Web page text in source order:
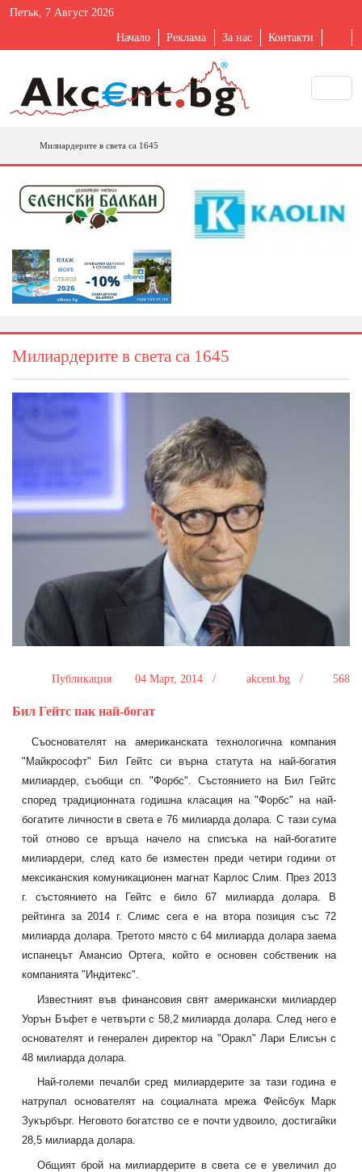
Петък, 7 Август 2026
Начало Реклама За нас Контакти
Милиардерите в света са 1645
Милиардерите в света са 1645
Публикация 04 Март, 2014 / akcent.bg / 568
Бил Гейтс пак най-богат
Съоснователят на американската технологична компания
"Майкрософт" Бил Гейтс си върна статута на най-богатия
милиардер, съобщи сп. "Форбс". Състоянието на Бил Гейтс
според традиционната годишна класация на "Форбс" на най-
богатите личности в света е 76 милиарда долара. С тази сума
той отново се връща начело на списъка на най-богатите
милиардери, след като бе изместен преди четири години от
мексиканския комуникационен магнат Карлос Слим. През 2013
г. състоянието на Гейтс е било 67 милиарда долара. В
рейтинга за 2014 г. Слимс сега е на втора позиция със 72
милиарда долара. Третото място с 64 милиарда долара заема
испанецът Амансио Ортега, който е основен собственик на
компанията "Индитекс".
Известният във финансовия свят американски милиардер
Уорън Бъфет е четвърти с 58,2 милиарда долара. След него е
основателят и генерален директор на "Оракл" Лари Елисън с
48 милиарда долара.
Най-големи печалби сред милиардерите за тази година е
натрупал основателят на социалната мрежа Фейсбук Марк
Зукърбърг. Неговото богатство се е почти удвоило, достигайки
28,5 милиарда долара.
Общият брой на милиардерите в света се е увеличил до